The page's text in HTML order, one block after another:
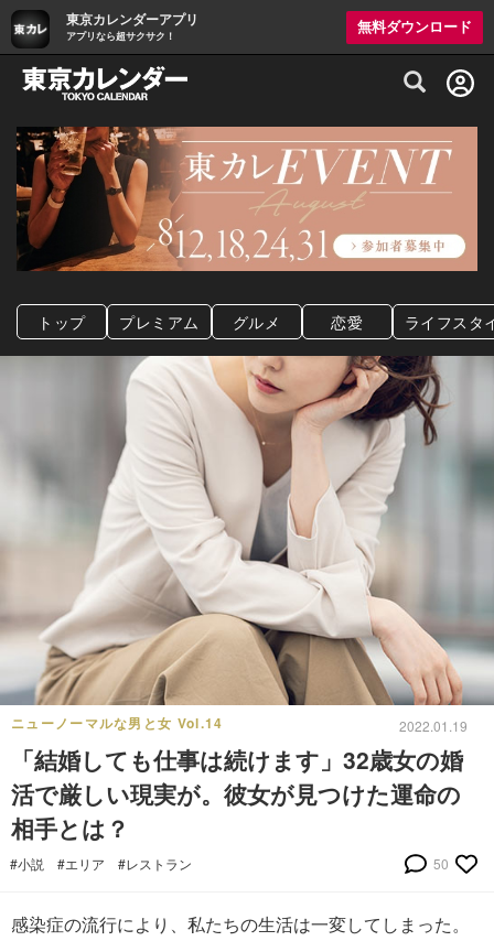
東京カレンダーアプリ
アプリなら超サクサク！
無料ダウンロード
グルメ情報・プレミアムレストラン予約
トップ プレミアム グルメ 恋愛 ライフスタ
ニューノーマルな男と女 Vol.14 2022.01.19
「結婚しても仕事は続けます」32歳女の婚
活で厳しい現実が。彼女が見つけた運命の
相手とは？
#小説 #エリア #レストラン 50
感染症の流行により、私たちの生活は一変してしまった。